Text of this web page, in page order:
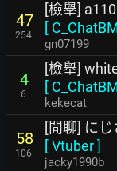
47
254
[檢舉]
[
gn07199
4
6
[檢舉]
[
kekecat
58
106
[閒聊] に
[Vtuber]
jacky1990b